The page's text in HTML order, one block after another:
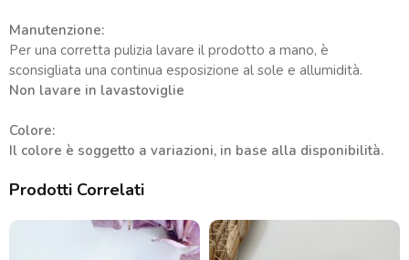
Manutenzione:
Per una corretta pulizia lavare il prodotto a mano, è
sconsigliata una continua esposizione al sole e allumidità.
Non lavare in lavastoviglie
Colore:
Il colore è soggetto a variazioni, in base alla disponibilità.
Prodotti Correlati